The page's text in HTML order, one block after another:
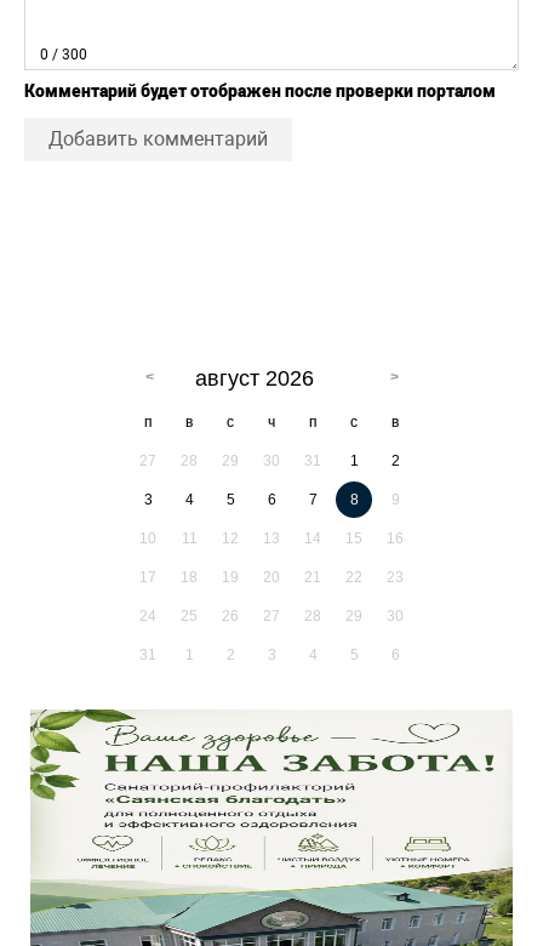
0 / 300
Комментарий будет отображен после проверки порталом
Добавить комментарий
август 2026
п в с ч п с в
27 28 29 30 31 1 2
3 4 5 6 7 8 9
10 11 12 13 14 15 16
17 18 19 20 21 22 23
24 25 26 27 28 29 30
31 1 2 3 4 5 6